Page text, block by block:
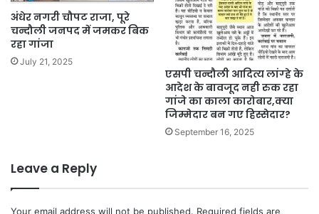
अंधेर नगरी चौपट राजा, पूरे
चन्दौली जनपद में जमकर बिक
रहा गांजा
July 21, 2025
एसपी चन्दौली आदित्य लांग्हे के
आदेश के बावजूद नही रुक रहा
गांजे का काला कारोबार,क्या
जिम्मेदार बन गए हिस्सेदार?
September 16, 2025
Leave a Reply
Your email address will not be published. Required fields are